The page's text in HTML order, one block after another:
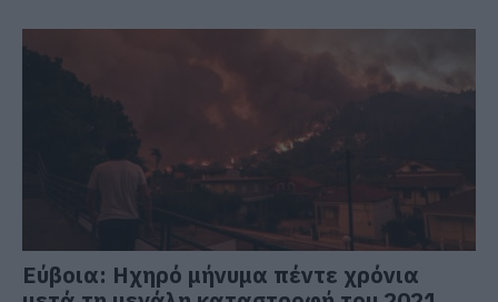
Εύβοια: Ηχηρό μήνυμα πέντε χρόνια